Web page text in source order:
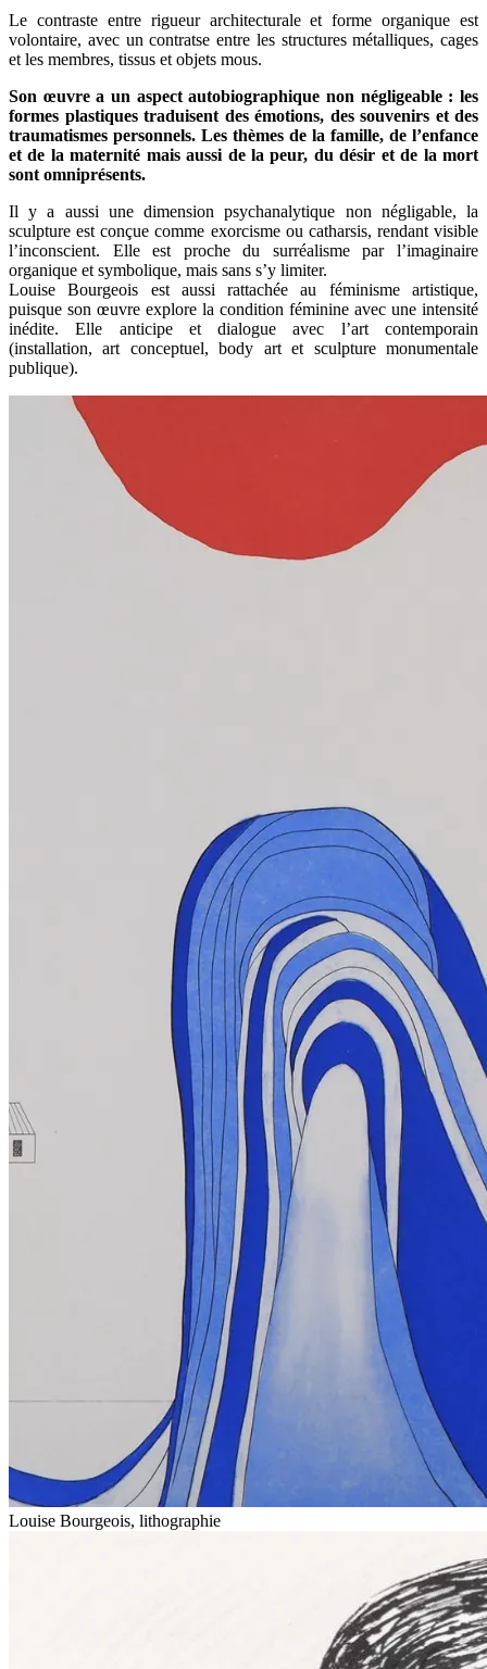
Le contraste entre rigueur architecturale et forme organique est
volontaire, avec un contratse entre les structures métalliques, cages
et les membres, tissus et objets mous.
Son œuvre a un aspect autobiographique non négligeable : les
formes plastiques traduisent des émotions, des souvenirs et des
traumatismes personnels. Les thèmes de la famille, de l’enfance
et de la maternité mais aussi de la peur, du désir et de la mort
sont omniprésents.
Il y a aussi une dimension psychanalytique non négligable, la
sculpture est conçue comme exorcisme ou catharsis, rendant visible
l’inconscient. Elle est proche du surréalisme par l’imaginaire
organique et symbolique, mais sans s’y limiter.
Louise Bourgeois est aussi rattachée au féminisme artistique,
puisque son œuvre explore la condition féminine avec une intensité
inédite. Elle anticipe et dialogue avec l’art contemporain
(installation, art conceptuel, body art et sculpture monumentale
publique).
Louise Bourgeois, lithographie